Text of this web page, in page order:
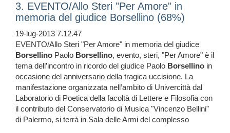
3. EVENTO/Allo Steri "Per Amore" in
memoria del giudice Borsellino (68%)
19-lug-2013 7.12.47
EVENTO/Allo Steri "Per Amore" in memoria del giudice
Borsellino Paolo Borsellino, evento, steri, "Per Amore" è il
tema dell’incontro in ricordo del giudice Paolo Borsellino in
occasione del anniversario della tragica uccisione. La
manifestazione organizzata nell’ambito di Univercittà dal
Laboratorio di Poetica della facoltà di Lettere e Filosofia con
il contributo del Conservatorio di Musica "Vincenzo Bellini"
di Palermo, si terrà in Sala delle Armi del complesso